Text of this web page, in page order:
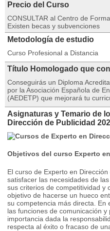
Precio del Curso
CONSULTAR al Centro de
Existen becas y subvenciones
Metodología de estudio
Curso Profesional a Distancia
Título Homologado que
Conseguirás un Diploma
por la Asociación Española de
(AEDETP) que mejorará tu
Asignaturas y Temario de
Dirección de Publicidad
Objetivos del curso Experto
El curso de Experto en
satisfacer las necesidades de
sus criterios de competitividad y
objetivo de hacerse un hueco
su competencia más directa. En
las funciones de comunicación
importancia dada la
respecta al éxito o fracaso de